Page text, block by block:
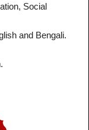
Social
and Bengali.